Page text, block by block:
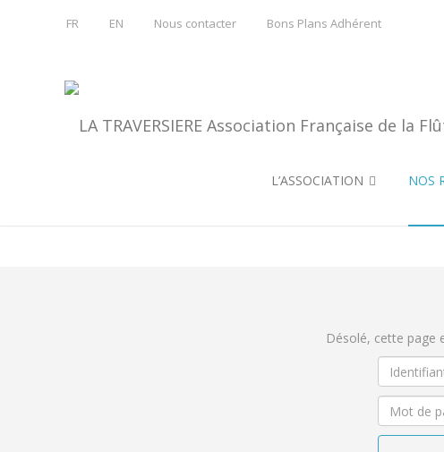
FR EN Nous contacter Bons Plans Adhérent
L’ASSOCIATION NOS
Désolé, cette page